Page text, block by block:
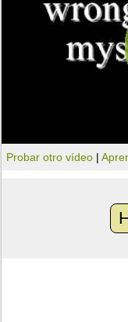
Probar otro vídeo |